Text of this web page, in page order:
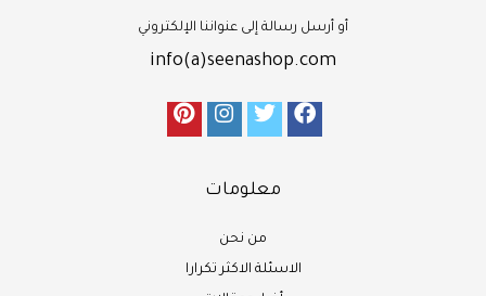
أو أرسل رسالة إلى عنواننا الإلكتروني
info(a)seenashop.com
معلومات
من نحن
الاسئلة الاكثر تكرارا